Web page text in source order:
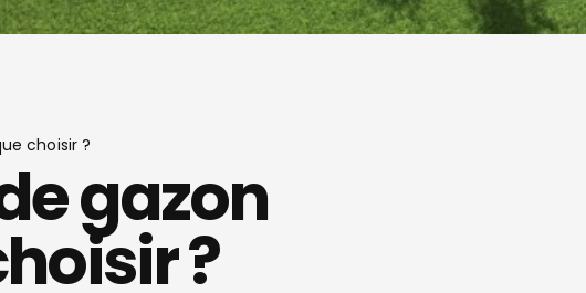
choisir ?
gazon
?